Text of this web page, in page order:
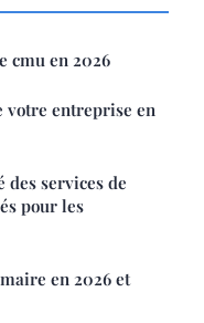
cmu en 2026
votre entreprise en
services de
pour les
en 2026 et